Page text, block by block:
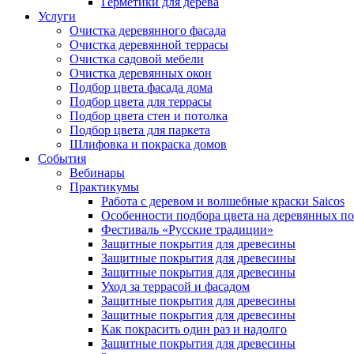
Услуги
Очистка деревянного фасада
Очистка деревянной террасы
Очистка садовой мебели
Очистка деревянных окон
Подбор цвета фасада дома
Подбор цвета для террасы
Подбор цвета стен и потолка
Подбор цвета для паркета
Шлифовка и покраска домов
События
Вебинары
Практикумы
Работа с деревом и волшебные краски Saicos
Особенности подбора цвета на деревянных
Фестиваль «Русские традиции»
Защитные покрытия для древесины
Защитные покрытия для древесины
Защитные покрытия для древесины
Уход за террасой и фасадом
Защитные покрытия для древесины
Защитные покрытия для древесины
Как покрасить один раз и надолго
Защитные покрытия для древесины